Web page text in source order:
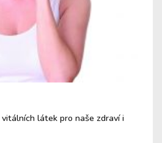
látek pro naše zdraví i